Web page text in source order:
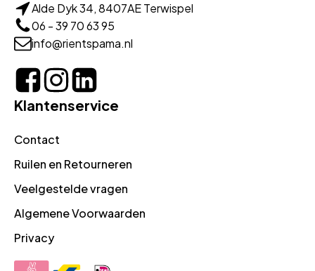
Alde Dyk 34, 8407AE Terwispel
06 - 39 70 63 95
info@rientspama.nl
Klantenservice
Contact
Ruilen en Retourneren
Veelgestelde vragen
Algemene Voorwaarden
Privacy